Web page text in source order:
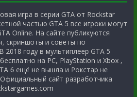
игра в серии GTA от Rockstar
частью GTA 5 все игроки могут
Online. На сайте публикуются
скриншоты и советы по
году в мультиплеер GTA 5
на PC, PlayStation и Xbox ,
6 ещё не вышла и Рокстар не
сайт разработчика